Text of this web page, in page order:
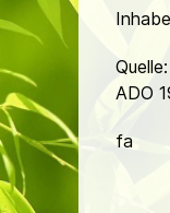
Quelle:
ADO
fa